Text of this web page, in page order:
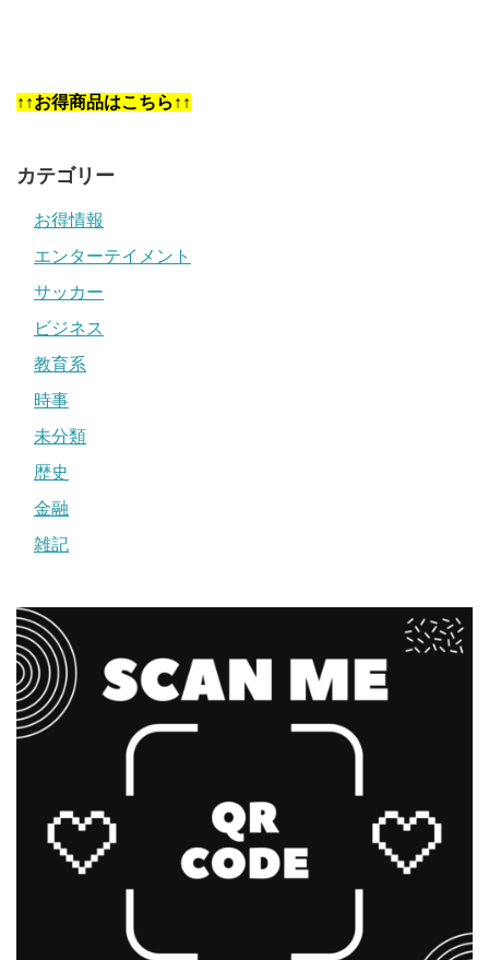
↑↑お得商品はこちら↑↑
カテゴリー
お得情報
エンターテイメント
サッカー
ビジネス
教育系
時事
未分類
歴史
金融
雑記